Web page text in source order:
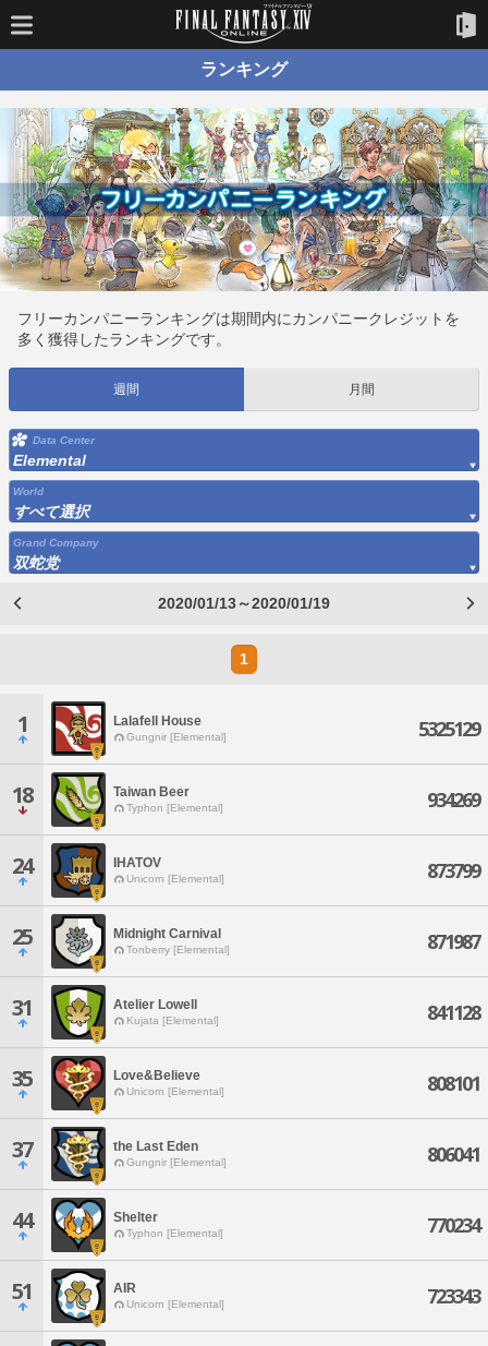
ランキング
フリーカンパニーランキングは期間内にカンパニークレジットを
多く獲得したランキングです。
週間 月間
Data Center
Elemental
World
すべて選択
Grand Company
双蛇党
2020/01/13～2020/01/19
1
1 Lalafell House
Gungnir [Elemental] 5325129
18 Taiwan Beer
Typhon [Elemental] 934269
24 IHATOV
Unicorn [Elemental] 873799
25 Midnight Carnival
Tonberry [Elemental] 871987
31 Atelier Lowell
Kujata [Elemental] 841128
35 Love&Believe
Unicorn [Elemental] 808101
37 the Last Eden
Gungnir [Elemental] 806041
44 Shelter
Typhon [Elemental] 770234
51 AIR
Unicorn [Elemental] 723343